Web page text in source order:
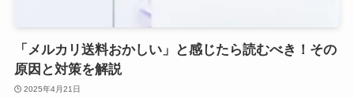
「メルカリ送料おかしい」と感じたら読むべき！その
原因と対策を解説
2025年4月21日